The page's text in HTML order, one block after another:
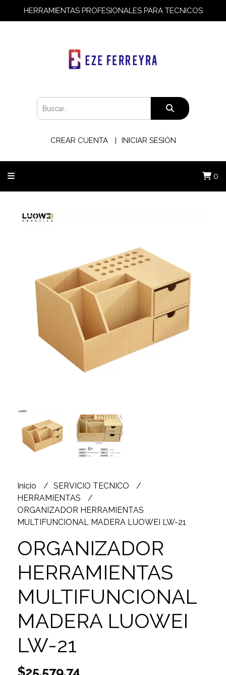
HERRAMIENTAS PROFESIONALES PARA TECNICOS
CREAR CUENTA INICIAR SESIÓN
0
Inicio
SERVICIO TECNICO
HERRAMIENTAS
ORGANIZADOR HERRAMIENTAS
MULTIFUNCIONAL MADERA LUOWEI LW-21
ORGANIZADOR
HERRAMIENTAS
MULTIFUNCIONAL
MADERA LUOWEI
LW-21
$25.579,74